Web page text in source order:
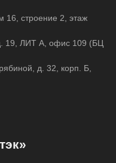
16, строение 2, этаж
19, ЛИТ А, офис 109 (БЦ
д. 32, корп. Б,